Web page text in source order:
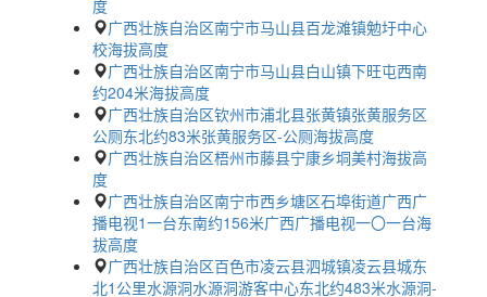
度
广西壮族自治区南宁市马山县百龙滩镇勉圩中心
校海拔高度
广西壮族自治区南宁市马山县白山镇下旺屯西南
约204米海拔高度
广西壮族自治区钦州市浦北县张黄镇张黄服务区
公厕东北约83米张黄服务区-公厕海拔高度
广西壮族自治区梧州市藤县宁康乡垌美村海拔高
度
广西壮族自治区南宁市西乡塘区石埠街道广西广
播电视1一台东南约156米广西广播电视一〇一台海
拔高度
广西壮族自治区百色市凌云县泗城镇凌云县城东
北1公里水源洞水源洞游客中心东北约483米水源洞-